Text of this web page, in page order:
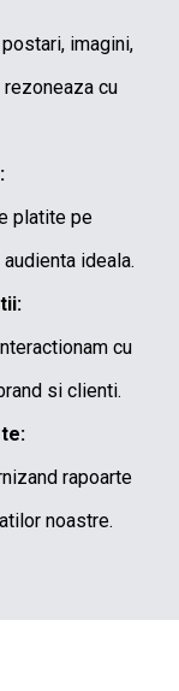
imagini,
cu
platite pe
ideala.
cu
si clienti.
rapoarte
noastre.